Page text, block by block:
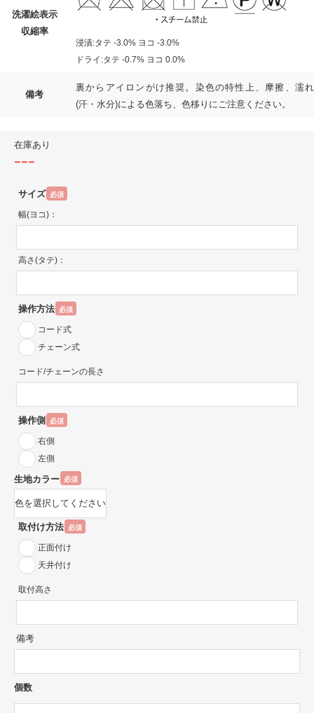
洗濯絵表示
収縮率
浸漬:タテ -3.0% ヨコ -3.0%
ドライ:タテ -0.7% ヨコ 0.0%
備考
裏からアイロンがけ推奨。染色の特性上、摩擦、濡れ
(汗・水分)による色落ち、色移りにご注意ください。
在庫あり
---
サイズ 必須
幅(ヨコ)：
高さ(タテ)：
操作方法 必須
コード式
チェーン式
コード/チェーンの長さ
操作側 必須
右側
左側
生地カラー 必須
取付け方法 必須
正面付け
天井付け
取付高さ
備考
個数